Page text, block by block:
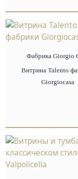
Фабрика Giorgio
Витрина Talento
Giorgiocasa